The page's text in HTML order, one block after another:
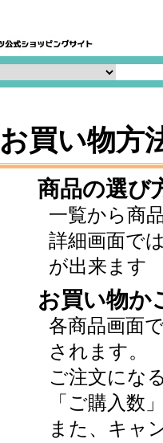
お買い物方
商品の選び
一覧から商
詳細画面で
が出来ます
お買い物か
各商品画面
されます。
ご注文にな
「ご購入数
また、キャ